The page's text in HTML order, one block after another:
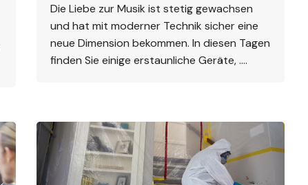
Die Liebe zur Musik ist stetig gewachsen
und hat mit moderner Technik sicher eine
neue Dimension bekommen. In diesen Tagen
finden Sie einige erstaunliche Geräte, ….